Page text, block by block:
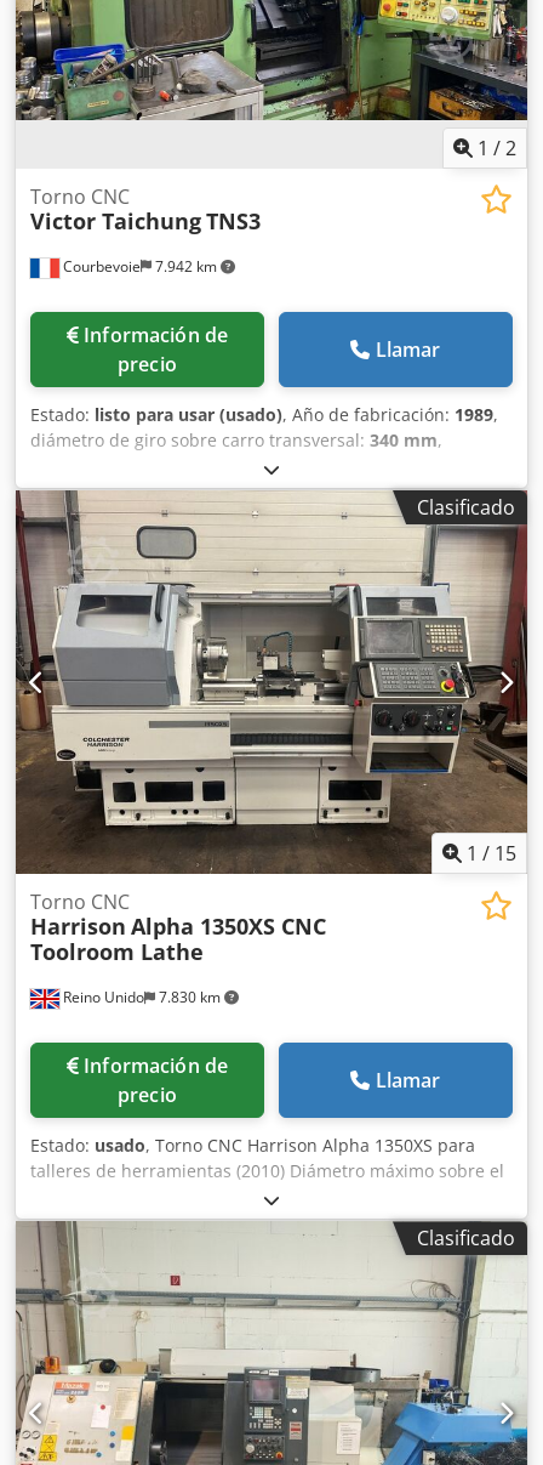
1 /2
Courbevoie 7.942 km
Torno CNC
Victor TaichungTNS3
Información de
precio
Llamar
Estado: listo para usar (usado), Año de fabricación: 1989,
diámetro de giro sobre carro transversal: 340 mm,
, diámetro de giro:
agujero del husillo:63 mm, peso total:5.500 kg, Fanuc OT.
Capacidades: longitud 560 mm. Diámetro sobre carro 340
mm, diámetro de torneado 560 mm. Torreta de 10
posiciones. Husillo de 11 kW. Extractor de virutas.
Cedpfezbam Eex Ah Usrf
Clasificado
1 / 15
Reino Unido 7.830 km
Torno CNC
Harrison Alpha 1350XS CNC
Toolroom Lathe
Información de
precio
Llamar
Estado: usado, Torno CNC Harrison Alpha 1350XS para
talleres de herramientas (2010) Diámetro máximo sobre el
carro: 350 mm Diámetro máximo sobre el carro
transversal: 196 mm Diámetro máximo en el hueco: 535
mm Distancia entre centros: 650 mm Diámetro máximo de
torneado: 350 mm Rango de velocidad del husillo: 1 – 3500
rpm Control CNC Fanuc Oi-TD Programación
conversacional Harrison Alpha Guía manual Fanuc Credpfx
Ahjzq Ddxj Usf Capacidad completa de programación con
código G ISO Control CNC de 2 ejes (X e Y) Manejo
electrónico mediante volante Peso aproximado de la
máquina: 1800 kg Dimensiones de la máquina (largo ×
ancho × alto): 2400 × 1700 × 1500 mm
Clasificado